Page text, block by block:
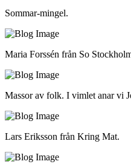
Sommar-mingel.
Maria Forssén från So
Massor av folk. I vimlet anar vi
Lars Eriksson från Kring Mat.